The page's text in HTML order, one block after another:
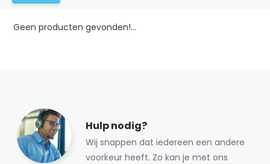
Geen producten gevonden!...
Hulp nodig?
Wij snappen dat iedereen een andere
voorkeur heeft. Zo kan je met ons